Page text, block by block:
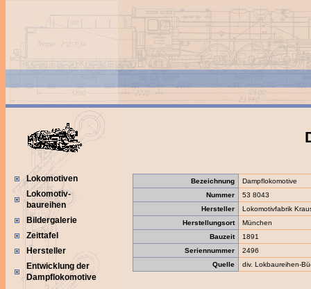
Lokomotiven
Lokomotiv-
baureihen
Bildergalerie
Zeittafel
Hersteller
Entwicklung der
Dampflokomotive
Bezeichnung
Dampflokomotive
Nummer
53 8043
Hersteller
Lokomotivfabrik
Herstellungsort
München
Bauzeit
1891
Seriennummer
2496
Quelle
div. Lokbaureihen-